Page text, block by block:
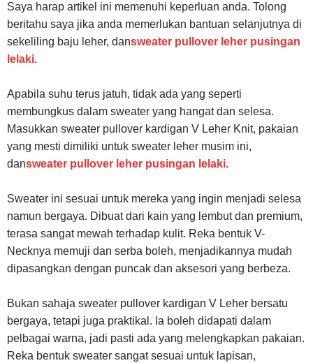
Saya harap artikel ini memenuhi keperluan anda. Tolong
beritahu saya jika anda memerlukan bantuan selanjutnya di
sekeliling baju leher, dansweater pullover leher pusingan
lelaki.
Apabila suhu terus jatuh, tidak ada yang seperti
membungkus dalam sweater yang hangat dan selesa.
Masukkan sweater pullover kardigan V Leher Knit, pakaian
yang mesti dimiliki untuk sweater leher musim ini,
dansweater pullover leher pusingan lelaki.
Sweater ini sesuai untuk mereka yang ingin menjadi selesa
namun bergaya. Dibuat dari kain yang lembut dan premium,
terasa sangat mewah terhadap kulit. Reka bentuk V-
Necknya memuji dan serba boleh, menjadikannya mudah
dipasangkan dengan puncak dan aksesori yang berbeza.
Bukan sahaja sweater pullover kardigan V Leher bersatu
bergaya, tetapi juga praktikal. Ia boleh didapati dalam
pelbagai warna, jadi pasti ada yang melengkapkan pakaian.
Reka bentuk sweater sangat sesuai untuk lapisan,